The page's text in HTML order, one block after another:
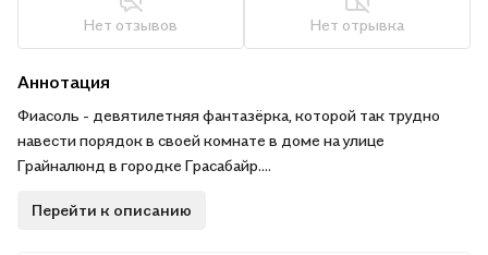
Нет отзывов Нет отрывка
Аннотация
Фиасоль - девятилетняя фантазёрка, которой так трудно
навести порядок в своей комнате в доме на улице
Грайналюнд в городке Грасабайр.
жизни: чем закончилась долгожданная поездка в бассейн,
Перейти к описанию